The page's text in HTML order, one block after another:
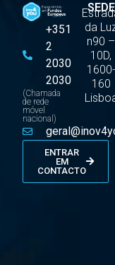
+351
2
2030
2030
(Chamada
de rede
móvel
nacional)
ENTRAR
EM
CONTACTO
SEDE
da
n90 –
10D,
1600-
160